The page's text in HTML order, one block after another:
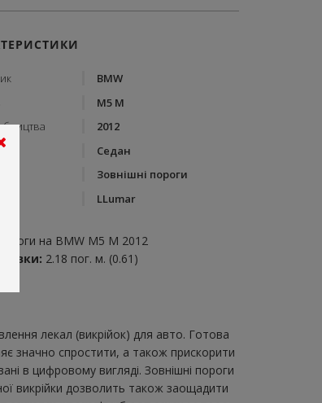
BMW
M5 M
2012
Седан
Зовнішні пороги
LLumar
пороги на BMW M5 M 2012
2.18 пог. м. (0.61)
лекал (викрійок) для авто. Готова
значно спростити, а також прискорити
в цифровому вигляді. Зовнішні пороги
викрійки дозволить також заощадити